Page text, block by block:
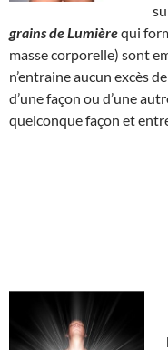
grains de Lumièrequi
masse corporelle) sont
n’entraine aucun excès
d’une façon ou d’une
quelconque façon et